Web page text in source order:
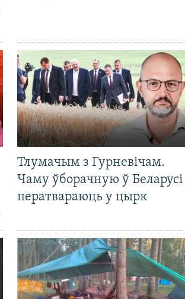
Тлумачым з Гурневічам.
Чаму ўборачную ў Беларусі
ператвараюць у цырк